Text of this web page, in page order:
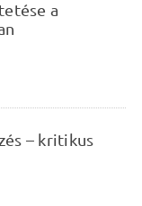
a
– kritikus